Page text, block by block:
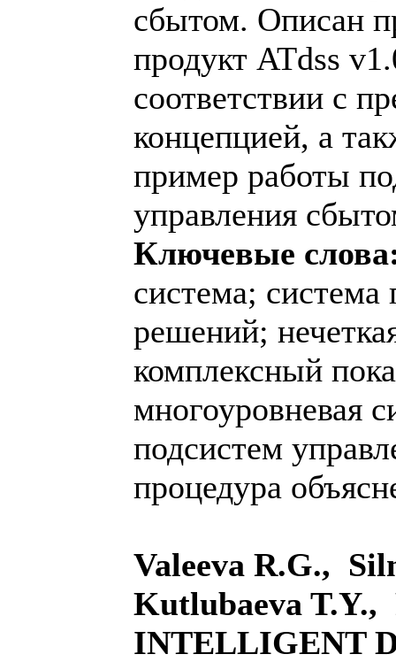
сбытом. Описан
продукт ATdss
соответствии с
концепцией, а
пример работы
управления
Ключевые
система;
решений;
комплексный
многоуровневая
подсистем
процедура
Valeeva R.G.,
Kutlubaeva
INTELLIGENT